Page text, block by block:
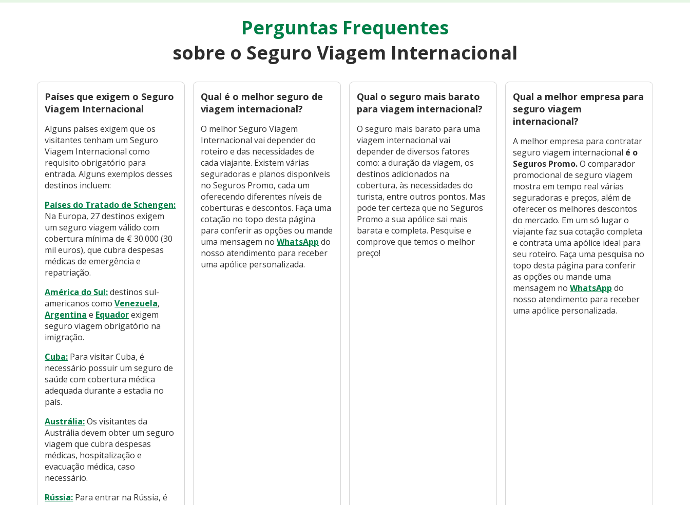
Perguntas Frequentes
sobre o Seguro Viagem Internacional
Países que exigem o Seguro
Viagem Internacional
Alguns países exigem que os
visitantes tenham um Seguro
Viagem Internacional como
requisito obrigatório para
entrada. Alguns exemplos desses
destinos incluem:
Países do Tratado de Schengen:
Na Europa, 27 destinos exigem
um seguro viagem válido com
cobertura mínima de € 30.000 (30
mil euros), que cubra despesas
médicas de emergência e
repatriação.
América do Sul:destinos sul-
americanos comoVenezuela,
Argentina e Equadorexigem
seguro viagem obrigatório na
imigração.
Cuba: Para visitar Cuba, é
necessário possuir um seguro de
saúde com cobertura médica
adequada durante a estadia no
país.
Austrália:Os visitantes da
Austrália devem obter um seguro
viagem que cubra despesas
médicas, hospitalização e
evacuação médica, caso
necessário.
Rússia: Para entrar na Rússia, é
Qual é o melhor seguro de
viagem internacional?
O melhor Seguro Viagem
Internacional vai depender do
roteiro e das necessidades de
cada viajante. Existem várias
seguradoras e planos disponíveis
no Seguros Promo, cada um
oferecendo diferentes níveis de
coberturas e descontos. Faça uma
cotação no topo desta página
para conferir as opções ou mande
uma mensagem noWhatsApp do
nosso atendimento para receber
uma apólice personalizada.
Qual o seguro mais barato
para viagem internacional?
O seguro mais barato para uma
viagem internacional vai
depender de diversos fatores
como: a duração da viagem, os
destinos adicionados na
cobertura, às necessidades do
turista, entre outros pontos. Mas
pode ter certeza que no Seguros
Promo a sua apólice sai mais
barata e completa. Pesquise e
comprove que temos o melhor
preço!
Qual a melhor empresa para
seguro viagem
internacional?
A melhor empresa para contratar
seguro viagem internacional é o
Seguros Promo.O comparador
promocional de seguro viagem
mostra em tempo real várias
seguradoras e preços, além de
oferecer os melhores descontos
do mercado. Em um só lugar o
viajante faz sua cotação completa
e contrata uma apólice ideal para
seu roteiro. Faça uma pesquisa no
topo desta página para conferir
as opções ou mande uma
mensagem noWhatsApp do
nosso atendimento para receber
uma apólice personalizada.